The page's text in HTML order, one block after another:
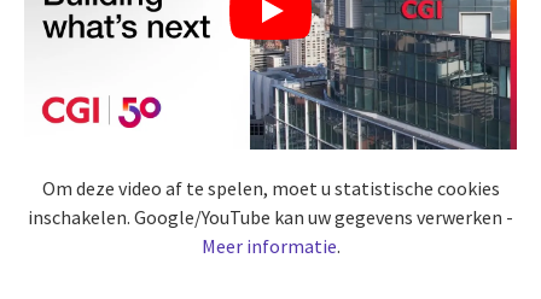
Om deze video af te spelen, moet u statistische cookies
inschakelen. Google/YouTube kan uw gegevens verwerken -
Meer informatie.